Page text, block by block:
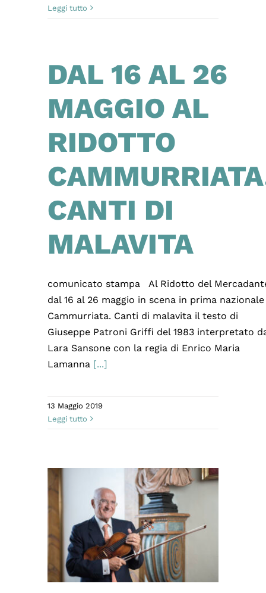
Leggi tutto
DAL 16 AL 26
MAGGIO AL
RIDOTTO
CANTI DI
MALAVITA
comunicato stampa Al Ridotto del
dal 16 al 26 maggio in scena in prima nazionale
Cammurriata. Canti di malavita il testo di
Giuseppe Patroni Griffi del 1983 interpretato
Lara Sansone con la regia di Enrico Maria
Lamanna [...]
13 Maggio 2019
Leggi tutto